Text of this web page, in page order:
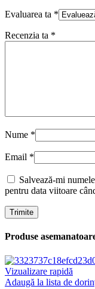
Evaluarea ta *
Recenzia ta *
Nume *
Email *
Salvează-mi
pentru data viitoare
Produse
Vizualizare rapidă
Adaugă la lista de